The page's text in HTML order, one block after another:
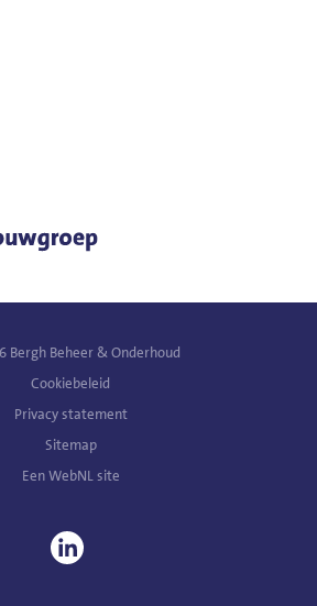
Bergh Beheer & Onderhoud
Cookiebeleid
Privacy statement
Sitemap
EenWebNLsite